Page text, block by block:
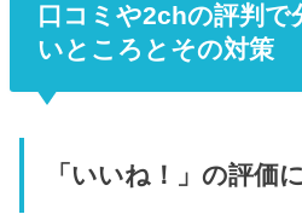
口コミや2chの評判で
いところとその対策
「いいね！」の評価